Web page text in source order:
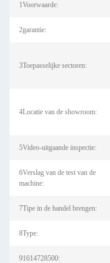
1Voorwaarde:
2garantie:
3Toepasselijke sectoren:
4Locatie van de showroom:
5Video-uitgaande inspectie:
6Verslag van de test van de
machine:
7Tipe in de handel brengen:
8Type:
91614728500: